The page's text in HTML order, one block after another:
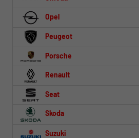
Opel
Peugeot
Porsche
Renault
Seat
Skoda
Suzuki